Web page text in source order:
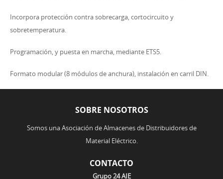
Incorpora protección contra sobrecarga, cortocircuito y
sobretemperatura.
Programación, y puesta en marcha, mediante ETS5.
Formato modular (8 módulos de anchura), instalación en carril DIN.
SOBRE NOSOTROS
Somos una Asociación de Almacenes de Distribuidores de
Material Eléctrico.
CONTACTO
Grupo 24 AIE